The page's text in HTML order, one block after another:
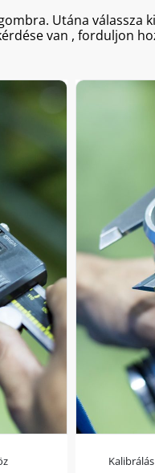
Utána válassza
van , forduljon